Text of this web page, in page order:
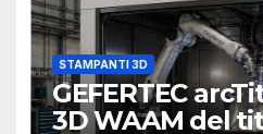
STAMPANTI 3D
GEFERTEC
3D WAAM del